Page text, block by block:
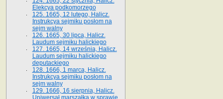
Elekcya podkomorzego
125. 1665, 12 lutego, Halicz.
Instrukcya sejmiku posłom na
sejm walny
126. 1665, 30 lipca, Halicz.
Laudum sejmiku halickiego
127. 1665, 14 września, Halicz.
Laudum sejmiku halickiego
deputackiego
128. 1666, 1 marca, Halicz.
Instrukcya sejmiku posłom na
sejm walny
129. 1666, 16 sierpnia, Halicz.
Uniwersał marszałka w sprawie